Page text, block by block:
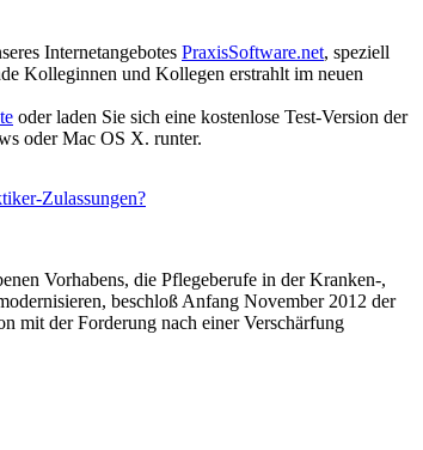
Internetangebotes PraxisSoftware.net, speziell
Kolleginnen und Kollegen erstrahlt im neuen
oder laden Sie sich eine kostenlose Test-Version der
oder Mac OS X. runter.
Zulassungen?
Vorhabens, die Pflegeberufe in der Kranken-,
beschloß Anfang November 2012 der
mit der Forderung nach einer Verschärfung